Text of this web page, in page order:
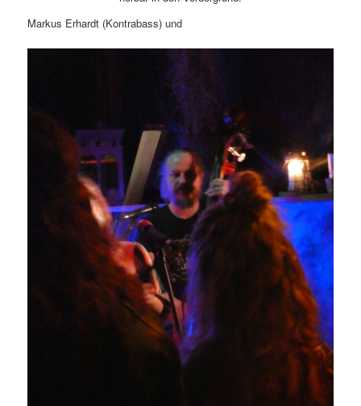
Markus Erhardt (Kontrabass) und